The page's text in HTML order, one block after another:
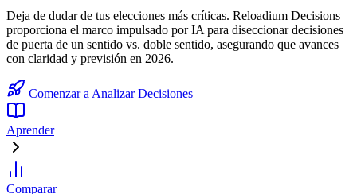
Deja de dudar de tus elecciones más críticas. Reloadium Decisions
proporciona el marco impulsado por IA para diseccionar decisiones
de puerta de un sentido vs. doble sentido, asegurando que avances
con claridad y previsión en 2026.
Comenzar a Analizar Decisiones
Aprender
Comparar